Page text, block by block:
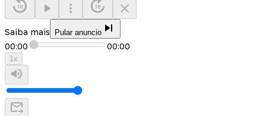
Saiba mais Pular anuncio
00:00 00:00
1x